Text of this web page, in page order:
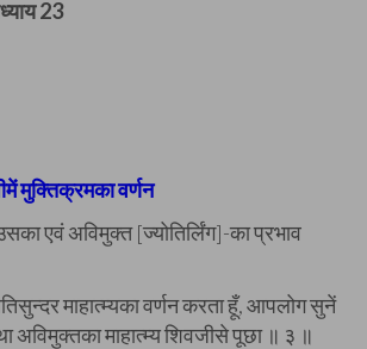
23
मुक्तिक्रमका वर्णन
एवं अविमुक्त [ज्योतिर्लिंग]-का प्रभाव
माहात्म्यका वर्णन करता हूँ, आपलोग सुनें
अविमुक्तका माहात्म्य शिवजीसे पूछा ॥ ३ ॥